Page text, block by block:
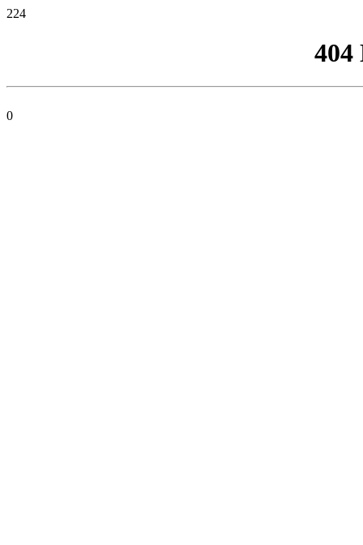
224
404
0